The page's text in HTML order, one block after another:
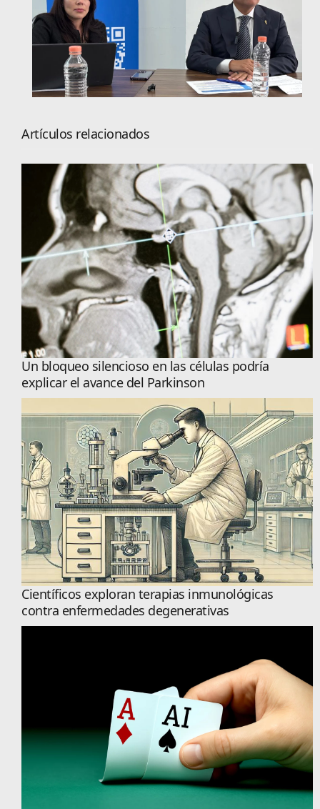
Artículos relacionados
Un bloqueo silencioso en las células podría
explicar el avance del Parkinson
Científicos exploran terapias inmunológicas
contra enfermedades degenerativas